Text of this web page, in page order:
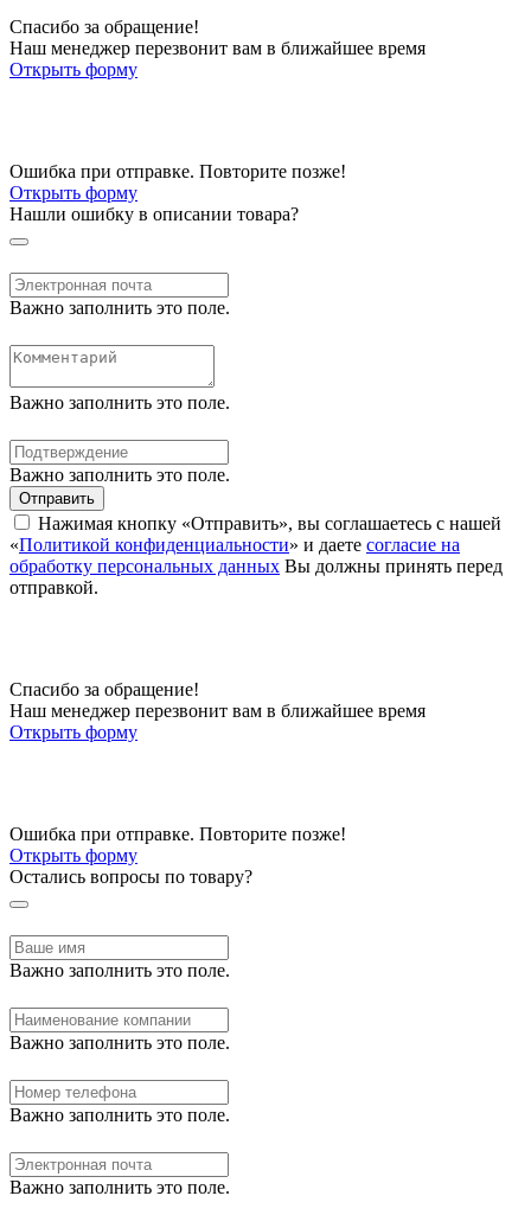
Спасибо за обращение!
Наш менеджер перезвонит вам в ближайшее время
Открыть форму
Ошибка при отправке. Повторите позже!
Открыть форму
Нашли ошибку в описании товара?
Важно заполнить это поле.
Важно заполнить это поле.
Важно заполнить это поле.
Отправить
Нажимая кнопку «Отправить», вы соглашаетесь с нашей
«Политикой конфиденциальности» и даете согласие на
обработку персональных данных Вы должны принять перед
отправкой.
Спасибо за обращение!
Наш менеджер перезвонит вам в ближайшее время
Открыть форму
Ошибка при отправке. Повторите позже!
Открыть форму
Остались вопросы по товару?
Важно заполнить это поле.
Важно заполнить это поле.
Важно заполнить это поле.
Важно заполнить это поле.